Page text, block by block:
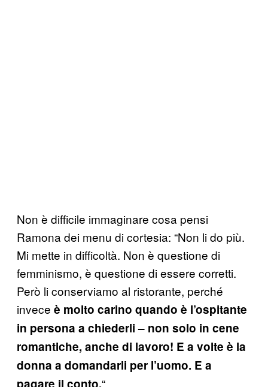
Non è difficile immaginare cosa pensi
Ramona dei menu di cortesia: “Non li do più.
Mi mette in difficoltà. Non è questione di
femminismo, è questione di essere corretti.
Però li conserviamo al ristorante, perché
invece è molto carino quando è l’ospitante
in persona a chiederli – non solo in cene
romantiche, anche di lavoro! E a volte è la
donna a domandarli per l’uomo. E a
pagare il conto.“